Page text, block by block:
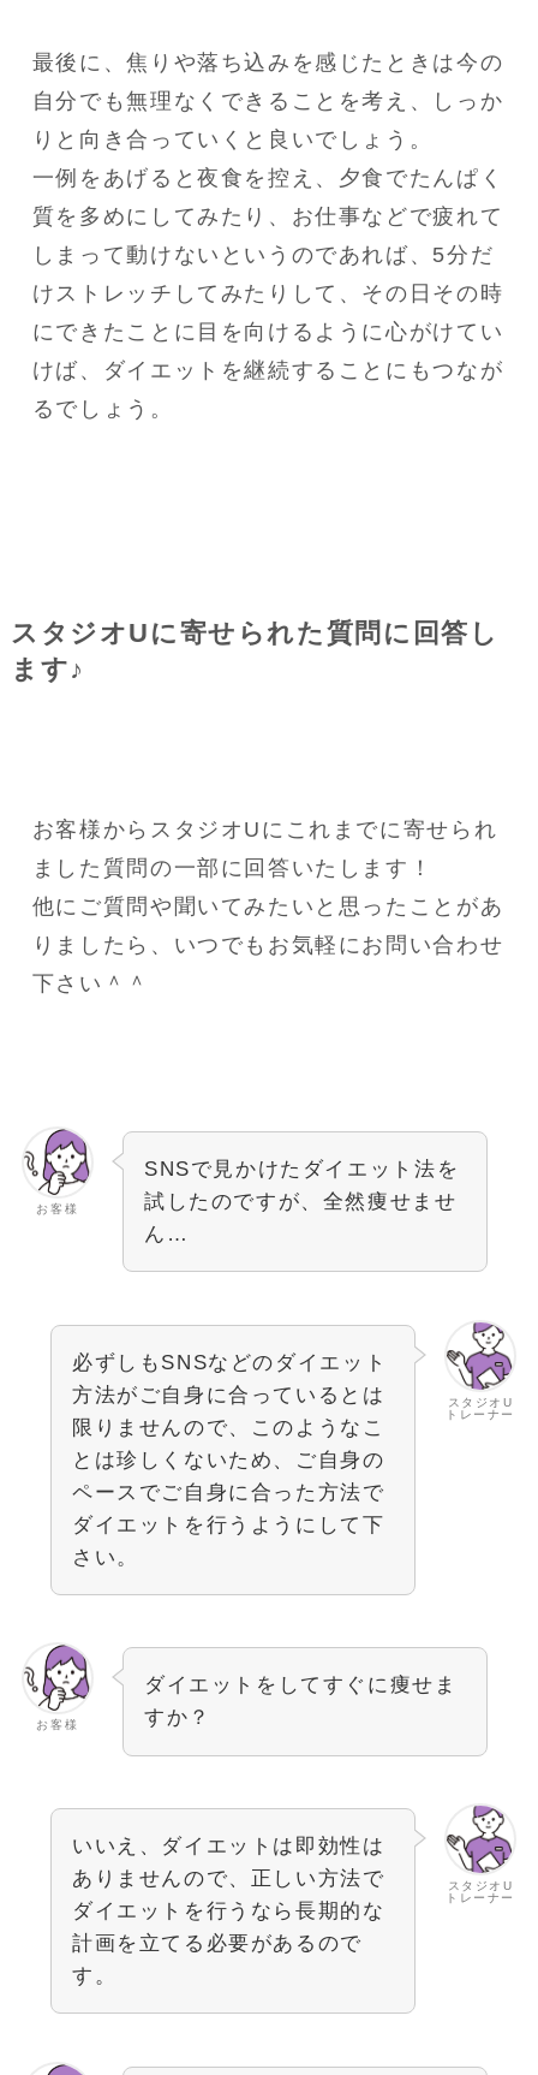
最後に、焦りや落ち込みを感じたときは今の
自分でも無理なくできることを考え、しっか
りと向き合っていくと良いでしょう。
一例をあげると夜食を控え、夕食でたんぱく
質を多めにしてみたり、お仕事などで疲れて
しまって動けないというのであれば、5分だ
けストレッチしてみたりして、その日その時
にできたことに目を向けるように心がけてい
けば、ダイエットを継続することにもつなが
るでしょう。
スタジオUに寄せられた質問に回答し
ます♪
お客様からスタジオUにこれまでに寄せられ
ました質問の一部に回答いたします！
他にご質問や聞いてみたいと思ったことがあ
りましたら、いつでもお気軽にお問い合わせ
下さい＾＾
お客様
SNSで見かけたダイエット法を
試したのですが、全然痩せませ
ん…
スタジオU
トレーナー
必ずしもSNSなどのダイエット
方法がご自身に合っているとは
限りませんので、このようなこ
とは珍しくないため、ご自身の
ペースでご自身に合った方法で
ダイエットを行うようにして下
さい。
お客様
ダイエットをしてすぐに痩せま
すか？
スタジオU
トレーナー
いいえ、ダイエットは即効性は
ありませんので、正しい方法で
ダイエットを行うなら長期的な
計画を立てる必要があるので
す。